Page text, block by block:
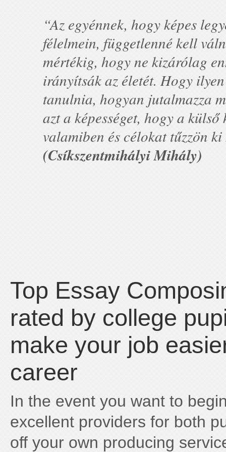
“Az egyénnek, hogy képes
félelmein, függetlenné kell
mértékig, hogy ne kizárólag
irányítsák az életét. Hogy
tanulnia, hogyan jutalmazza
azt a képességet, hogy a
valamiben és célokat tűzzön
(Csíkszentmihályi Mihály)
Top Essay
rated by college
make your job
career
In the event you want to
excellent providers for both
off your own producing